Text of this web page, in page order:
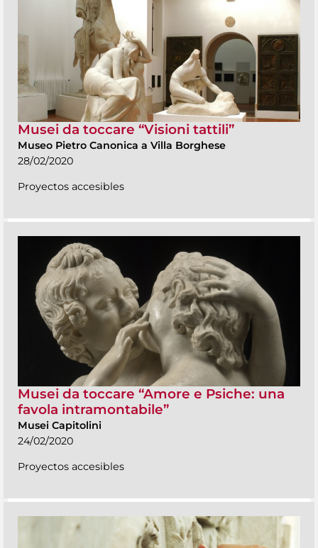
Musei da toccare “Visioni tattili”
Museo Pietro Canonica a Villa Borghese
28/02/2020
Proyectos accesibles
Musei da toccare “Amore e Psiche: una
favola intramontabile”
Musei Capitolini
24/02/2020
Proyectos accesibles